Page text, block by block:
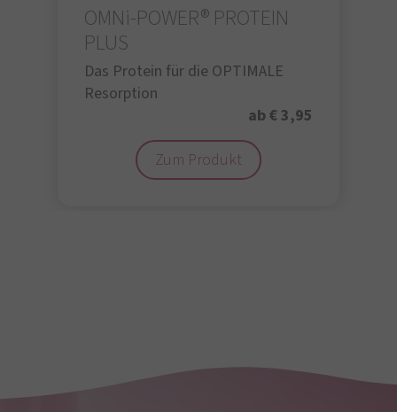
OMNi-POWER® PROTEIN
PLUS
Das Protein für die OPTIMALE
Resorption
ab € 3,95
Zum Produkt